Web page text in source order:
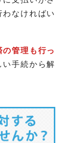
なければい
管理も行っ
い手続から解